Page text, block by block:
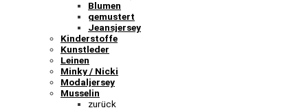
Blumen
gemustert
Jeansjersey
Kinderstoffe
Kunstleder
Leinen
Minky / Nicki
Modaljersey
Musselin
zurück